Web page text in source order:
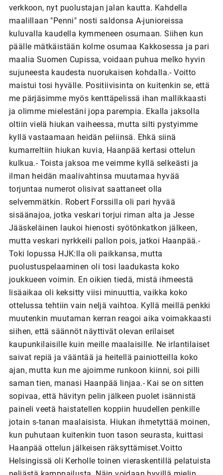
verkkoon, nyt puolustajan jalan kautta. Kahdella
maalillaan "Penni" nosti saldonsa A-junioreissa
kuluvalla kaudella kymmeneen osumaan. Siihen kun
päälle mätkäistään kolme osumaa Kakkosessa ja pari
maalia Suomen Cupissa, voidaan puhua melko hyvin
sujuneesta kaudesta nuorukaisen kohdalla.- Voitto
maistui tosi hyvälle. Positiivisinta on kuitenkin se, että
me pärjäsimme myös kenttäpelissä ihan mallikkaasti
ja olimme mielestäni jopa parempia. Ekalla jaksolla
oltiin vielä hiukan vaiheessa, mutta silti pystyimme
kyllä vastaamaan heidän peliinsä. Ehkä siinä
kumarreltiin hiukan kuvia, Haanpää kertasi ottelun
kulkua.- Toista jaksoa me veimme kyllä selkeästi ja
ilman heidän maalivahtinsa muutamaa hyvää
torjuntaa numerot olisivat saattaneet olla
selvemmätkin. Robert Forssilla oli pari hyvää
sisäänajoa, jotka veskari torjui riman alta ja Jesse
Jääskeläinen laukoi hienosti syötönkatkon jälkeen,
mutta veskari nyrkkeili pallon pois, jatkoi Haanpää.-
Toki lopussa HJK:lla oli paikkansa, mutta
puolustuspelaaminen oli tosi laadukasta koko
joukkueen voimin. En oikien tiedä, mistä ihmeestä
lisäaikaa oli keksitty viisi minuuttia, vaikka koko
ottelussa tehtiin vain neljä vaihtoa. Kyllä meillä penkki
muutenkin muutaman kerran reagoi aika voimakkaasti
siihen, että säännöt näyttivät olevan erilaiset
kaupunkilaisille kuin meille maalaisille. Ne irlantilaiset
saivat repiä ja vääntää ja heitellä painiotteilla koko
ajan, mutta kun me ajoimme runkoon kiinni, soi pilli
saman tien, manasi Haanpää linjaa.- Kai se on sitten
sopivaa, että hävityn pelin jälkeen puolet isännistä
paineli veetä haistatellen koppiin huudellen penkille
jotain s-tanan maalaisista. Hiukan ihmetyttää moinen,
kun puhutaan kuitenkin tuon tason seurasta, kuittasi
Haanpää ottelun jälkeisen räksyttämiset.Voitto
Helsingissä oli Kerholle toinen vieraskentillä pelatuista